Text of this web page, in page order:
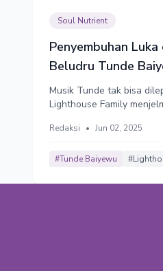
Soul Nutrient
Penyembuhan
Beludru Tunde
Musik Tunde tak bisa
Lighthouse Family
ketenangan—dalam
yang tak bisa dijelaskan.
Redaksi • Jun 02, 2025
#Tunde Baiyewu